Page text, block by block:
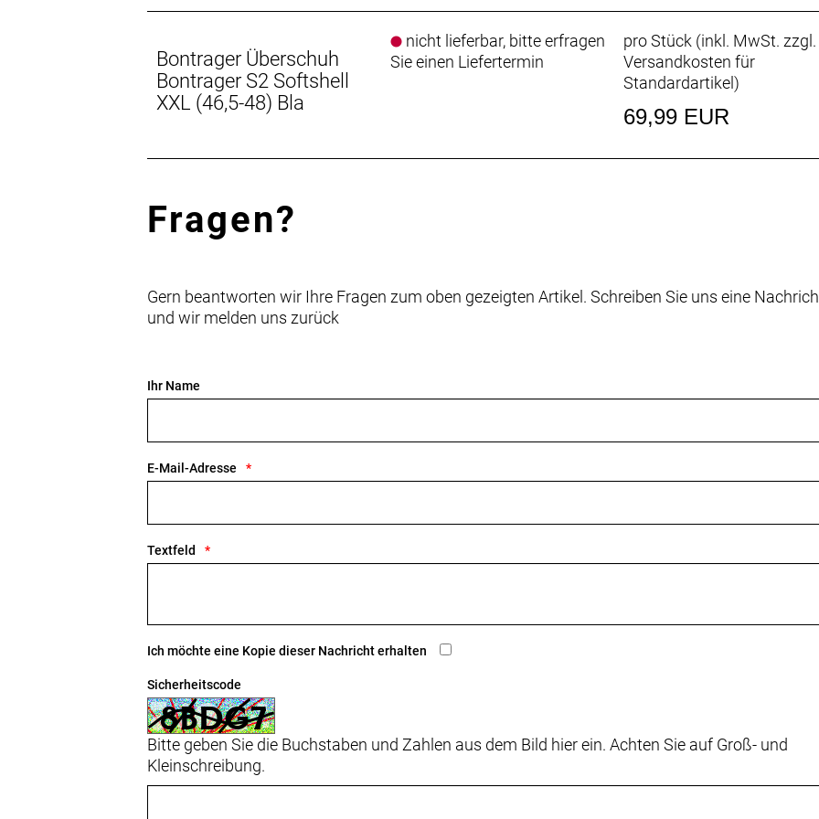
Bontrager Überschuh
Bontrager S2 Softshell
XXL (46,5-48) Bla
nicht lieferbar, bitte erfragen
Sie einen Liefertermin
pro Stück (inkl. MwSt. zzgl.
Versandkosten für
Standardartikel)
69,99 EUR
Fragen?
Gern beantworten wir Ihre Fragen zum oben gezeigten Artikel. Schreiben Sie uns eine
und wir melden uns zurück
Ihr Name
E-Mail-Adresse
Textfeld
Ich möchte eine Kopie dieser Nachricht erhalten
Sicherheitscode
Bitte geben Sie die Buchstaben und Zahlen aus dem Bild hier ein. Achten Sie auf Groß- und
Kleinschreibung.